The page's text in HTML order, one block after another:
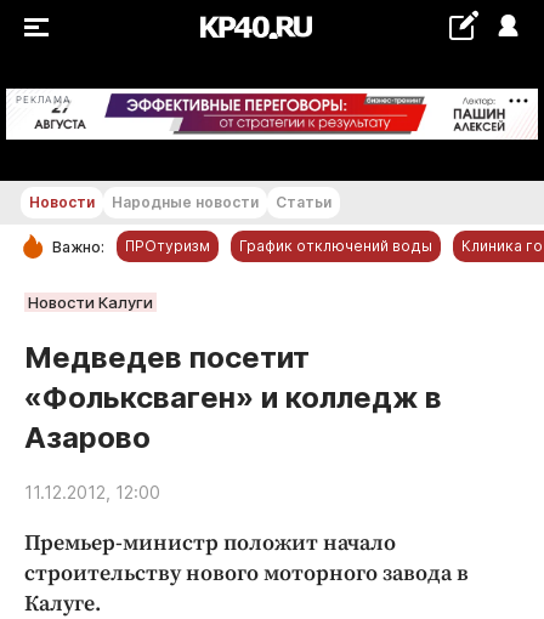
РЕКЛАМА +19...+20 °С
РУБРИКИ
Новости компаний
Статьи
Народные новости
Авто и транспорт
Криминал
Культура
Новости Народные новости Статьи
Важно: ПРОтуризм График отключений воды Клиника
Новости Калуги
Медведев посетит
«Фольксваген» и колледж в
Азарово
11.12.2012, 12:00
Премьер-министр положит начало
строительству нового моторного завода в
Калуге.